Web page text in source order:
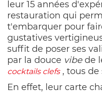
leur 15 années
restauration qui
t'embarquer pour
gustatives
suffit de poser ses
par la douce vibede
cocktails clefs, tous de
En effet, leur carte